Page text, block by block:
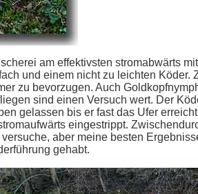
am effektivsten stromabwärts
und einem nicht zu leichten Köder.
zu bevorzugen. Auch
sind einen Versuch wert. Der
gelassen bis er fast das Ufer
eingestrippt.
aber meine besten
gehabt.